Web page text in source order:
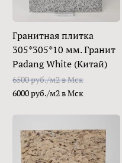
Гранитная плитка
305*305*10 мм. Гранит
Padang White (Китай)
6500 руб./м2 в Мск
6000 руб./м2 в Мск